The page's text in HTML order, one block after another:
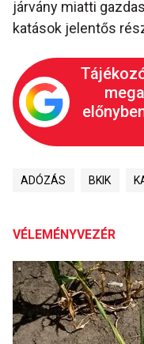
járvány miatti
katások jelentős
ADÓZÁS BKIK
VÉLEMÉNYVEZÉR